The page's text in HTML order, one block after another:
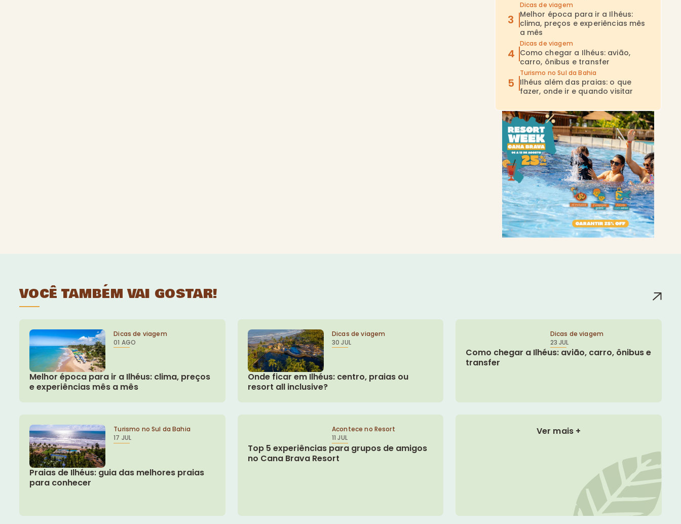
Dicas de viagem
Melhor época para ir a Ilhéus:
clima, preços e experiências mês
a mês
Dicas de viagem
Como chegar a Ilhéus: avião,
carro, ônibus e transfer
Turismo no Sul da Bahia
Ilhéus além das praias: o que
fazer, onde ir e quando visitar
VOCÊ TAMBÉM VAI GOSTAR!
Dicas de viagem
01 AGO
Melhor época para ir a Ilhéus: clima, preços
e experiências mês a mês
Dicas de viagem
30 JUL
Onde ficar em Ilhéus: centro, praias ou
resort all inclusive?
Dicas de viagem
23 JUL
Como chegar a Ilhéus: avião, carro, ônibus e
transfer
Turismo no Sul da Bahia
17 JUL
Praias de Ilhéus: guia das melhores praias
para conhecer
Acontece no Resort
11 JUL
Top 5 experiências para grupos de amigos
no Cana Brava Resort
Ver mais +